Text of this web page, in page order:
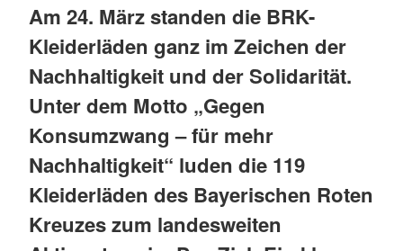
Am 24. März standen die BRK-
Kleiderläden ganz im Zeichen der
Nachhaltigkeit und der Solidarität.
Unter dem Motto „Gegen
Konsumzwang – für mehr
Nachhaltigkeit“ luden die 119
Kleiderläden des Bayerischen Roten
Kreuzes zum landesweiten